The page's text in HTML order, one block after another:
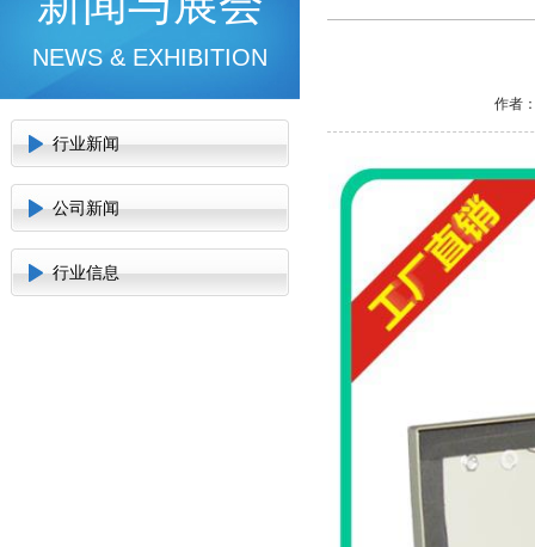
NEWS & EXHIBITION
行业新闻
公司新闻
行业信息
作者